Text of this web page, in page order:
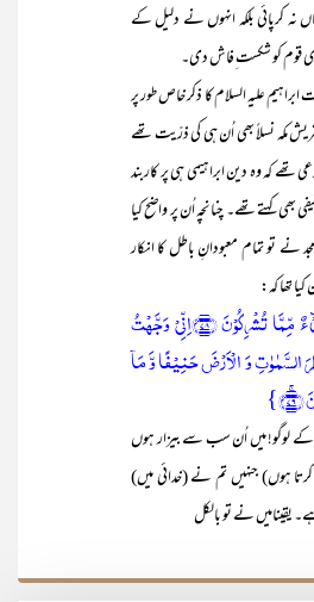
نہ کرپائی بلکہ انہوں نے دلیل کے
قوم کو شکست ِفاش دی۔
علیہ السلام کا ذکر خاص طور پر
مکہ نسلاً بھی اُن ہی کی ذرّیت تھے
کہ وہ دین ابراہیمی ہی پر کاربند
بھی کہتے تھے۔ چنانچہ اُن پر واضح کیا
نے تو تمام معبودانِ باطل کا انکار
تھا کہ:
{یٰقَوۡمِ اِنِّیۡ بَرِیۡٓءٌ مِّمَّا تُشۡرِکُوۡنَ ﴿۷۸﴾اِنِّیۡ وَجَّہۡتُ
وَ الۡاَرۡضَ حَنِیۡفًا وَّ مَاۤ
لوگو! میں اُن سب سے بیزار ہوں
کرتا ہوں) جنہیں تم نے (خدائی میں)
یقینامیں نے تو بالکل